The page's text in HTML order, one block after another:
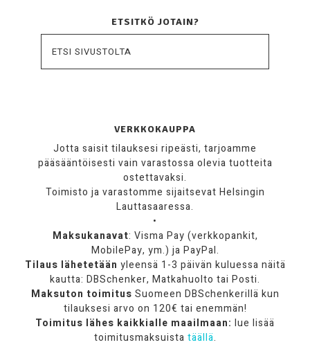
ETSITKÖ JOTAIN?
VERKKOKAUPPA
Jotta saisit tilauksesi ripeästi, tarjoamme
pääsääntöisesti vain varastossa olevia tuotteita
ostettavaksi.
Toimisto ja varastomme sijaitsevat Helsingin
Lauttasaaressa.
•
Maksukanavat: Visma Pay (verkkopankit,
MobilePay, ym.) ja PayPal.
Tilaus lähetetään yleensä 1-3 päivän kuluessa näitä
kautta: DBSchenker, Matkahuolto tai Posti.
Maksuton toimitus Suomeen DBSchenkerillä kun
tilauksesi arvo on 120€ tai enemmän!
Toimitus lähes kaikkialle maailmaan: lue lisää
toimitusmaksuista täällä.